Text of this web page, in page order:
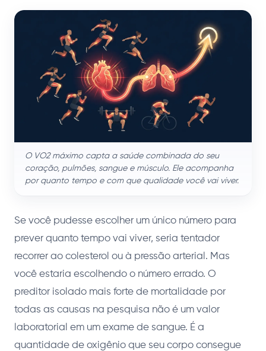
O VO2 máximo capta a saúde combinada do seu
coração, pulmões, sangue e músculo. Ele acompanha
por quanto tempo e com que qualidade você vai viver.
Se você pudesse escolher um único número para
prever quanto tempo vai viver, seria tentador
recorrer ao colesterol ou à pressão arterial. Mas
você estaria escolhendo o número errado. O
preditor isolado mais forte de mortalidade por
todas as causas na pesquisa não é um valor
laboratorial em um exame de sangue. É a
quantidade de oxigênio que seu corpo consegue